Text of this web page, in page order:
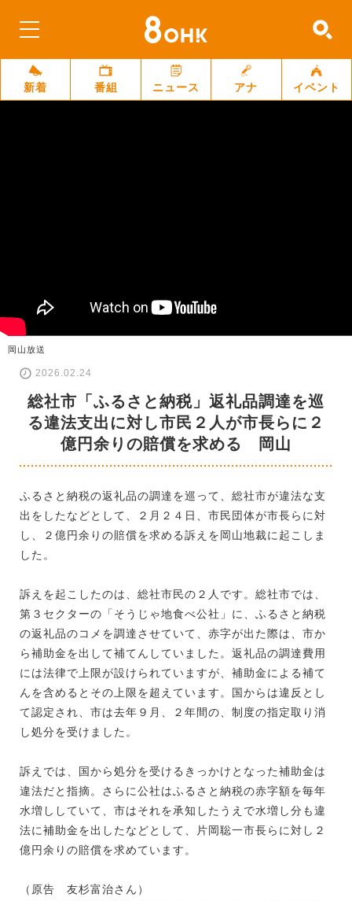
新着 番組 ニュース アナ イベント
岡山放送
2026.02.24
総社市「ふるさと納税」返礼品調達を巡
る違法支出に対し市民２人が市長らに２
億円余りの賠償を求める 岡山
ふるさと納税の返礼品の調達を巡って、総社市が違法な支
出をしたなどとして、２月２４日、市民団体が市長らに対
し、２億円余りの賠償を求める訴えを岡山地裁に起こしま
した。
訴えを起こしたのは、総社市民の２人です。総社市では、
第３セクターの「そうじゃ地食べ公社」に、ふるさと納税
の返礼品のコメを調達させていて、赤字が出た際は、市か
ら補助金を出して補てんしていました。返礼品の調達費用
には法律で上限が設けられていますが、補助金による補て
んを含めるとその上限を超えています。国からは違反とし
て認定され、市は去年９月、２年間の、制度の指定取り消
し処分を受けました。
訴えでは、国から処分を受けるきっかけとなった補助金は
違法だと指摘。さらに公社はふるさと納税の赤字額を毎年
水増ししていて、市はそれを承知したうえで水増し分も違
法に補助金を出したなどとして、片岡聡一市長らに対し２
億円余りの賠償を求めています。
（原告 友杉富治さん）